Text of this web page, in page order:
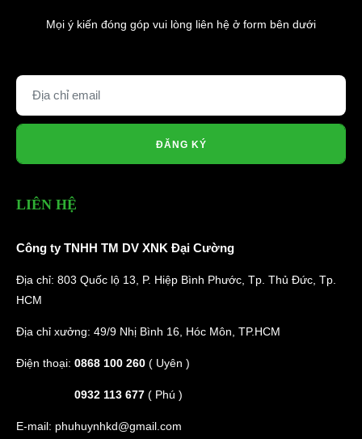
Mọi ý kiến đóng góp vui lòng liên hệ ở form bên dưới
ĐĂNG KÝ
LIÊN HỆ
Công ty TNHH TM DV XNK Đại Cường
Địa chỉ: 803 Quốc lộ 13, P. Hiệp Bình Phước, Tp. Thủ Đức, Tp.
HCM
Địa chỉ xưởng: 49/9 Nhị Bình 16, Hóc Môn, TP.HCM
Điện thoại: 0868 100 260 ( Uyên )
0932 113 677 ( Phú )
E-mail: phuhuynhkd@gmail.com